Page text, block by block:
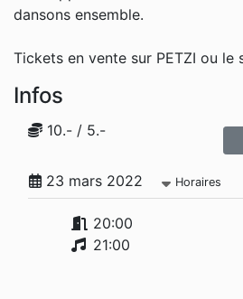
dansons ensemble.
Tickets en vente sur PETZI ou le
Infos
10.- / 5.-
23 mars 2022 Horaires
20:00
21:00